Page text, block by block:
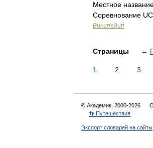
Местное
Соревнование
Википедия
Страницы ←
1 2 3
© Академик, 2000-2026
👣 Путешествия
Экспорт словарей на сайты